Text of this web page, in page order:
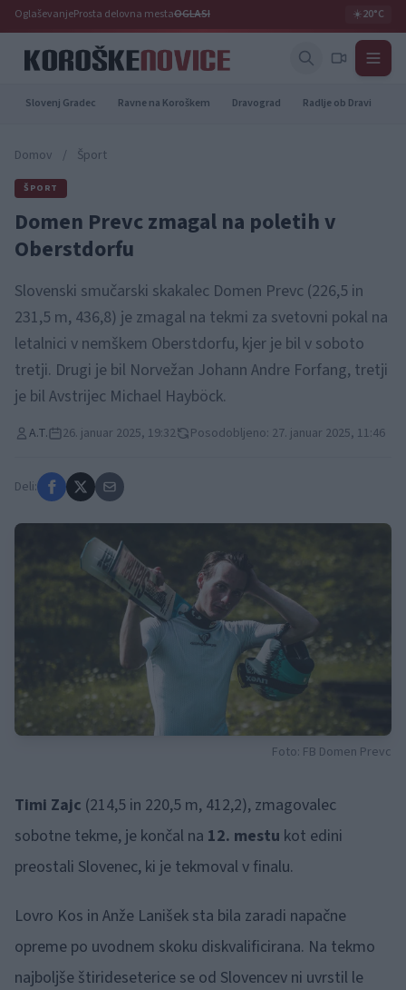
OglaševanjeProsta delovna mestaOGLASI ☀️20°C
Slovenj Gradec Ravne na Koroškem Dravograd Radlje ob Dravi
Domov / Šport
ŠPORT
Domen Prevc zmagal na poletih v
Oberstdorfu
Slovenski smučarski skakalec Domen Prevc (226,5 in
231,5 m, 436,8) je zmagal na tekmi za svetovni pokal na
letalnici v nemškem Oberstdorfu, kjer je bil v soboto
tretji. Drugi je bil Norvežan Johann Andre Forfang, tretji
je bil Avstrijec Michael Hayböck.
A.T. 26. januar 2025, 19:32 Posodobljeno: 27. januar 2025, 11:46
Deli:
Foto: FB Domen Prevc
Timi Zajc (214,5 in 220,5 m, 412,2), zmagovalec
sobotne tekme, je končal na 12. mestu kot edini
preostali Slovenec, ki je tekmoval v finalu.
Lovro Kos in Anže Lanišek sta bila zaradi napačne
opreme po uvodnem skoku diskvalificirana. Na tekmo
najboljše štirideseterice se od Slovencev ni uvrstil le